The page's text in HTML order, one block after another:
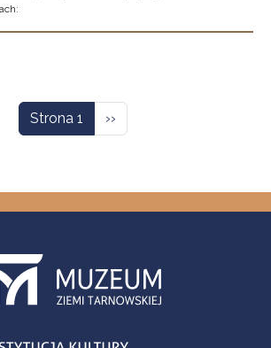
Strona 1 Następna strona
››